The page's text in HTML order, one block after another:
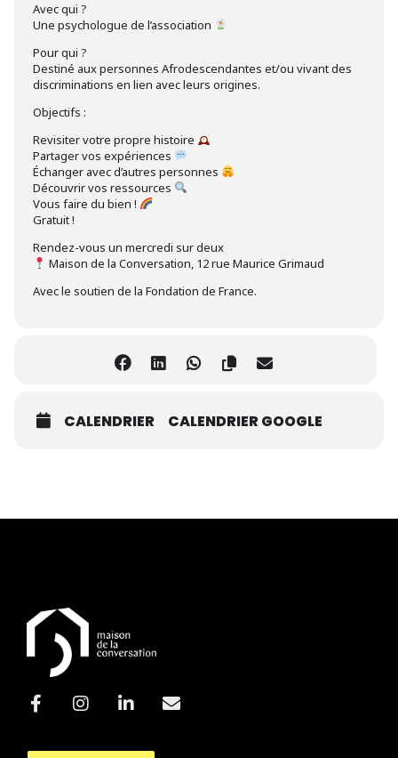
Avec qui ?
Une psychologue de l’association
Pour qui ?
Destiné aux personnes Afrodescendantes et/ou vivant des
discriminations en lien avec leurs origines.
Objectifs :
Revisiter votre propre histoire
Partager vos expériences
Échanger avec d’autres personnes
Découvrir vos ressources
Vous faire du bien !
Gratuit !
Rendez-vous un mercredi sur deux
Maison de la Conversation, 12 rue Maurice Grimaud
Avec le soutien de la Fondation de France.
CALENDRIER CALENDRIER GOOGLE